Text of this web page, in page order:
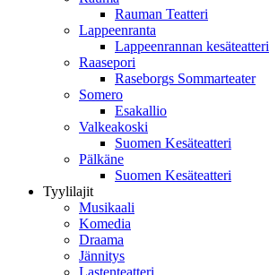
Rauman Teatteri
Lappeenranta
Lappeenrannan kesäteatteri
Raasepori
Raseborgs Sommarteater
Somero
Esakallio
Valkeakoski
Suomen Kesäteatteri
Pälkäne
Suomen Kesäteatteri
Tyylilajit
Musikaali
Komedia
Draama
Jännitys
Lastenteatteri